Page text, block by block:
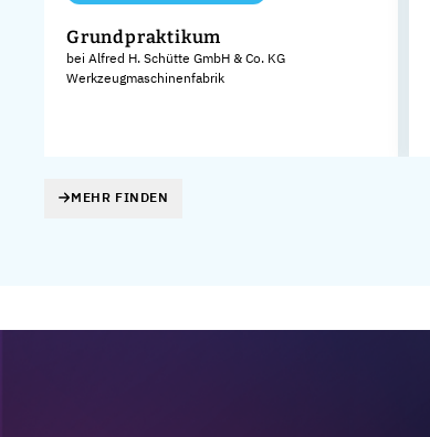
Grundpraktikum
bei Alfred H. Schütte GmbH & Co. KG
Werkzeugmaschinenfabrik
MEHR FINDEN